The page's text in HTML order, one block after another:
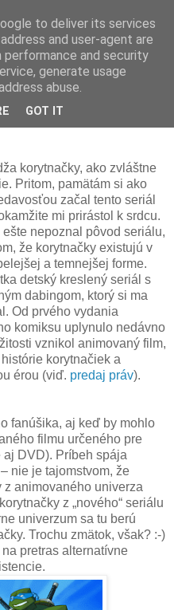
korytnačky, ako zvláštne
Pritom, pamätám si ako
začal tento seriál
mi prirástol k srdcu.
ešte nepoznal pôvod seriálu,
že korytnačky existujú v
a temnejšej forme.
detský kreslený seriál s
dabingom, ktorý si ma
Od prvého vydania
komiksu uplynulo nedávno
vznikol animovaný film,
korytnačiek a
érou (viď. predaj práv).
fanúšika, aj keď by mohlo
filmu určeného pre
DVD). Príbeh spája
nie je tajomstvom, že
z animovaného univerza
z „nového“ seriálu
univerzum sa tu berú
Trochu zmätok, však? :-)
pretras alternatívne
to deliver its services
and user-agent are
performance and security
generate usage
abuse.
GOT IT